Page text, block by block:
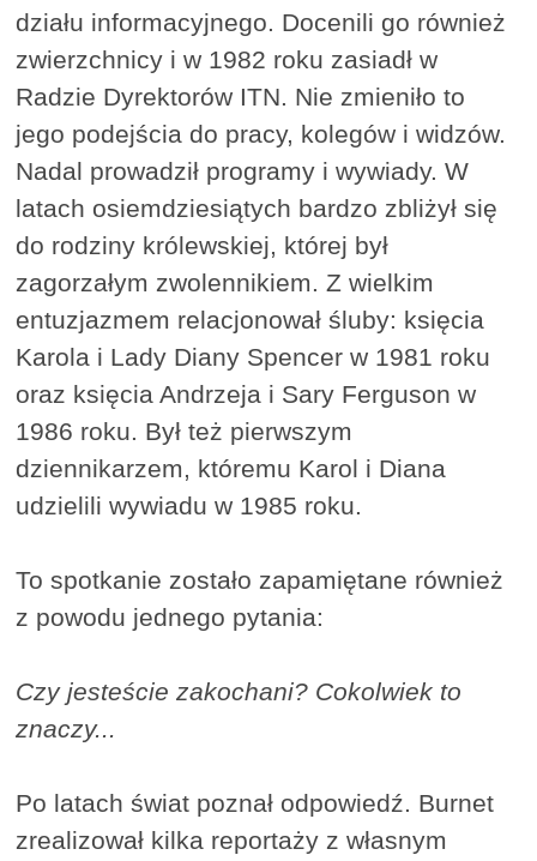
działu informacyjnego. Docenili go również
zwierzchnicy i w 1982 roku zasiadł w
Radzie Dyrektorów ITN. Nie zmieniło to
jego podejścia do pracy, kolegów i widzów.
Nadal prowadził programy i wywiady. W
latach osiemdziesiątych bardzo zbliżył się
do rodziny królewskiej, której był
zagorzałym zwolennikiem. Z wielkim
entuzjazmem relacjonował śluby: księcia
Karola i Lady Diany Spencer w 1981 roku
oraz księcia Andrzeja i Sary Ferguson w
1986 roku. Był też pierwszym
dziennikarzem, któremu Karol i Diana
udzielili wywiadu w 1985 roku.
To spotkanie zostało zapamiętane również
z powodu jednego pytania:
Czy jesteście zakochani? Cokolwiek to
znaczy...
Po latach świat poznał odpowiedź. Burnet
zrealizował kilka reportaży z własnym